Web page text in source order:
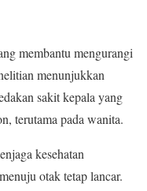
membantu mengurangi
menunjukkan
sakit kepala yang
terutama pada wanita.
kesehatan
otak tetap lancar.